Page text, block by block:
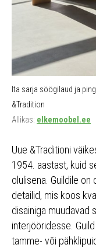
Ita sarja söögilaud ja
&Tradition
Allikas: elkemoobel.ee
Uue &Traditioni
1954. aastast, kuid
olulisena. Guildile
detailid, mis koos
disainiga muudavad
interjööridesse.
tamme- või